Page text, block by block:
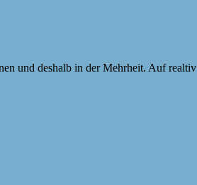
und deshalb in der Mehrheit. Auf